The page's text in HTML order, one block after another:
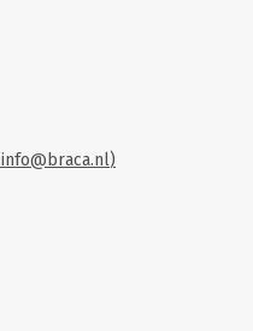
info@braca.nl)